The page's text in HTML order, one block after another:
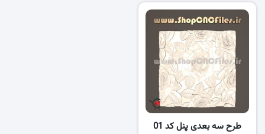
طرح سه بعدی پنل کد 01